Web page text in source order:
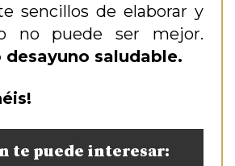
sencillos de elaborar y
no puede ser mejor.
desayuno saludable.
te puede interesar: